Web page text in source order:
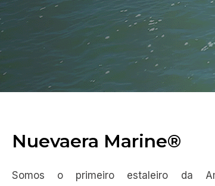
RESGATE
Maior Segurança e Resistência
Nuevaera Marine®
Somos o primeiro estaleiro da